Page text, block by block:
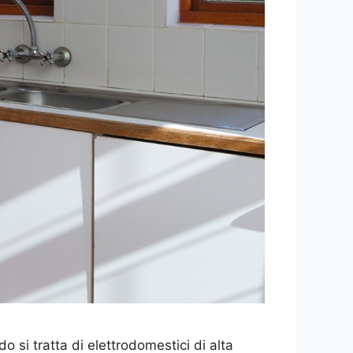
si tratta di elettrodomestici di alta